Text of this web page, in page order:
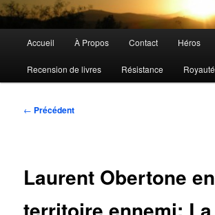
principal
Accueil À Propos Contact Héros
Recension de livres Résistance Royauté
Navigation
← Précédent
Laurent Obertone en